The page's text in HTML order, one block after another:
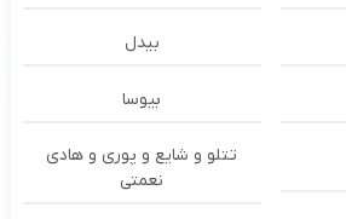
بیدل
بیوسا
تتلو و شایع و پوری و هادی
نعمتی